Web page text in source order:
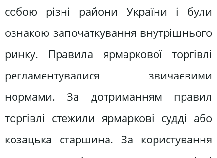
собою різні райони України і були
ознакою започаткування внутрішнього
ринку. Правила ярмаркової торгівлі
регламентувалися звичаєвими
нормами. За дотриманням правил
торгівлі стежили ярмаркові судді або
козацька старшина. За користування